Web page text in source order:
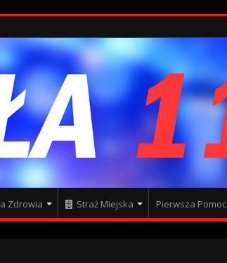
Zdrowia Straż Miejska Pierwsza Pomoc